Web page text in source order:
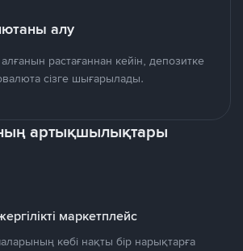
алу
растағаннан кейін, депозитке
сізге шығарылады.
артықшылықтары
маркетплейс
көбі нақты бір нарықтарға